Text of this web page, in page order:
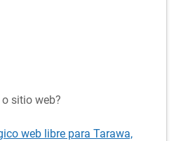
sitio web?
web libre para Tarawa,